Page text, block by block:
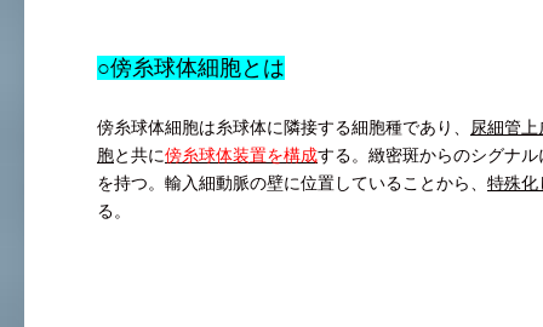
○傍糸球体細胞とは
傍糸球体細胞は糸球体に隣接する細胞種であり、
尿細管
胞と共に傍糸球体装置を構成する。緻密斑からのシグナル
を持つ。輸入細動脈の壁に位置していることから、 特殊化
る。